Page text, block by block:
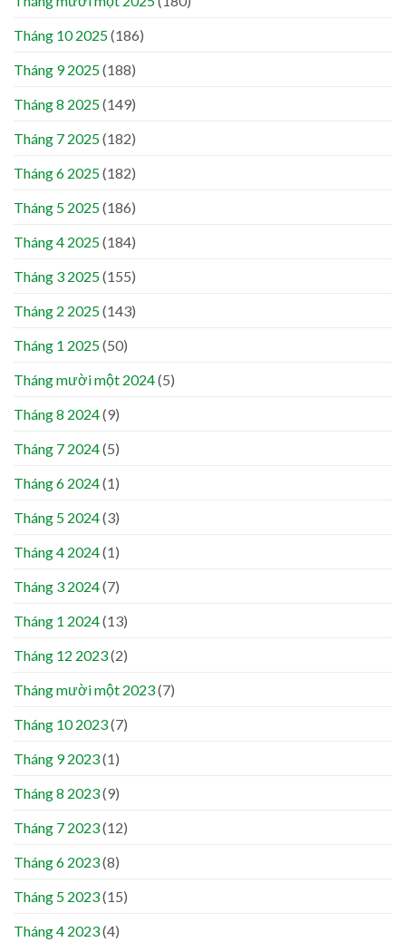
Tháng 10 2025(186)
Tháng 9 2025(188)
Tháng 8 2025(149)
Tháng 7 2025(182)
Tháng 6 2025(182)
Tháng 5 2025(186)
Tháng 4 2025(184)
Tháng 3 2025(155)
Tháng 2 2025(143)
Tháng 1 2025(50)
Tháng mười một 2024(5)
Tháng 8 2024(9)
Tháng 7 2024(5)
Tháng 6 2024(1)
Tháng 5 2024(3)
Tháng 4 2024(1)
Tháng 3 2024(7)
Tháng 1 2024(13)
Tháng 12 2023(2)
Tháng mười một 2023(7)
Tháng 10 2023(7)
Tháng 9 2023(1)
Tháng 8 2023(9)
Tháng 7 2023(12)
Tháng 6 2023(8)
Tháng 5 2023(15)
Tháng 4 2023(4)